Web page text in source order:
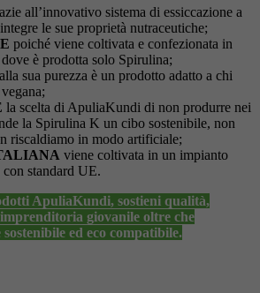
all’innovativo sistema di essiccazione a
le sue proprietà nutraceutiche;
poiché viene coltivata e confezionata in
è prodotta solo Spirulina;
sua purezza è un prodotto adatto a chi
la scelta di ApuliaKundi di non produrre nei
la Spirulina K un cibo sostenibile, non
riscaldiamo in modo artificiale;
viene coltivata in un impianto
standard UE.
ApuliaKundi, sostieni qualità,
giovanile oltre che
ed eco compatibile.